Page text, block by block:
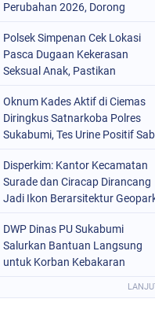
Perubahan 2026, Dorong
Polsek Simpenan Cek Lokasi
Pasca Dugaan Kekerasan
Seksual Anak, Pastikan
Oknum Kades Aktif di Ciemas
Diringkus Satnarkoba Polres
Sukabumi, Tes Urine Positif
Disperkim: Kantor Kecamatan
Surade dan Ciracap Dirancang
Jadi Ikon Berarsitektur
DWP Dinas PU Sukabumi
Salurkan Bantuan Langsung
untuk Korban Kebakaran